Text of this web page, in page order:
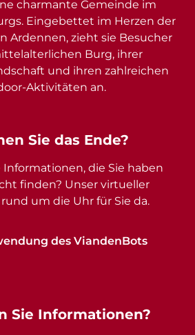
Sie das Ende?
Informationen, die Sie haben
finden? Unser virtueller
um die Uhr für Sie da.
des ViandenBots
charmante Gemeinde im
Eingebettet im Herzen der
Ardennen, zieht sie Besucher
Burg, ihrer
und ihren zahlreichen
Aktivitäten an.
Sie Informationen?